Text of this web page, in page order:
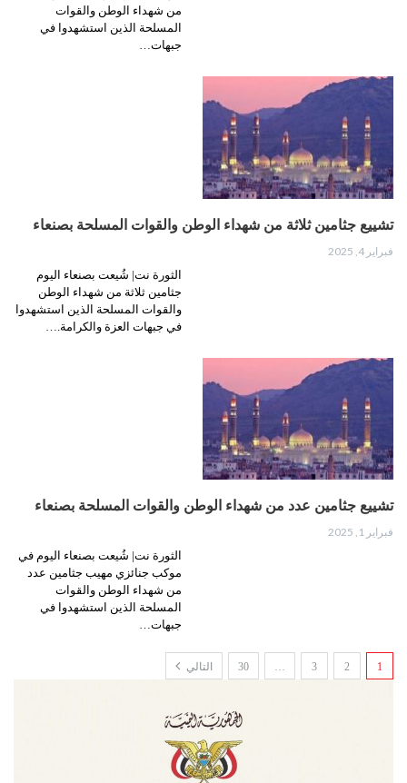
من شهداء الوطن والقوات
المسلحة الذين استشهدوا في
جبهات…
تشييع جثامين ثلاثة من شهداء الوطن والقوات المسلحة بصنعاء
فبراير 4, 2025
الثورة نت| شُيعت بصنعاء اليوم
جثامين ثلاثة من شهداء الوطن
والقوات المسلحة الذين استشهدوا
في جبهات العزة والكرامة.…
تشييع جثامين عدد من شهداء الوطن والقوات المسلحة بصنعاء
فبراير 1, 2025
الثورة نت| شُيعت بصنعاء اليوم في
موكب جنائزي مهيب جثامين عدد
من شهداء الوطن والقوات
المسلحة الذين استشهدوا في
جبهات…
1
2
3
…
30 التالي